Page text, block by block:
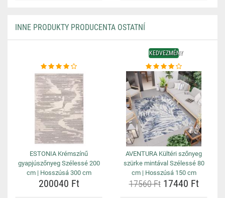
INNE PRODUKTY PRODUCENTA OSTATNÍ
ESTONIA Krémszínű
gyapjúszőnyeg Szélessé 200
cm | Hosszúsá 300 cm
200040 Ft
KEDVEZMÉNY
AVENTURA Kültéri szőnyeg
szürke mintával Szélessé 80
cm | Hosszúsá 150 cm
17560 Ft17440 Ft